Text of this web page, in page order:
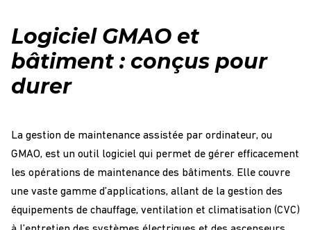
Logiciel GMAO et
bâtiment : conçus pour
durer
La gestion de maintenance assistée par ordinateur, ou
GMAO, est un outil logiciel qui permet de gérer efficacement
les opérations de maintenance des bâtiments. Elle couvre
une vaste gamme d’applications, allant de la gestion des
équipements de chauffage, ventilation et climatisation (CVC)